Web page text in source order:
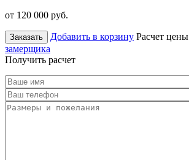
от 120 000 руб.
Заказать Добавить в корзину Расчет цены
замерщика
Получить расчет